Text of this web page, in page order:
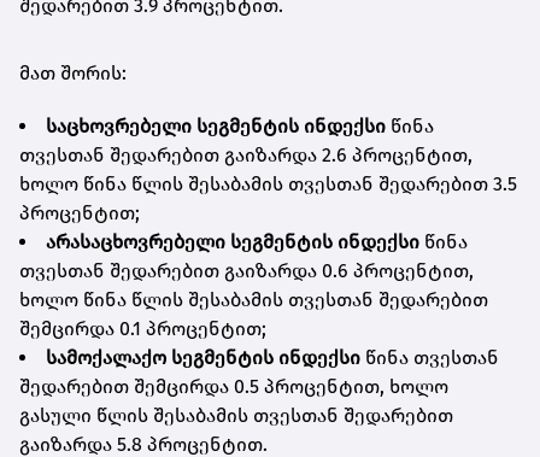
შედარებით 3.9 პროცენტით.
მათ შორის:
საცხოვრებელი სეგმენტის ინდექსი წინა
თვესთან შედარებით გაიზარდა 2.6 პროცენტით,
ხოლო წინა წლის შესაბამის თვესთან შედარებით 3.5
პროცენტით;
არასაცხოვრებელი სეგმენტის ინდექსი წინა
თვესთან შედარებით გაიზარდა 0.6 პროცენტით,
ხოლო წინა წლის შესაბამის თვესთან შედარებით
შემცირდა 0.1 პროცენტით;
სამოქალაქო სეგმენტის ინდექსი წინა თვესთან
შედარებით შემცირდა 0.5 პროცენტით, ხოლო
გასული წლის შესაბამის თვესთან შედარებით
გაიზარდა 5.8 პროცენტით.